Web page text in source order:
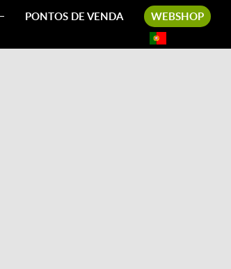
PONTOS DE VENDA WEBSHOP